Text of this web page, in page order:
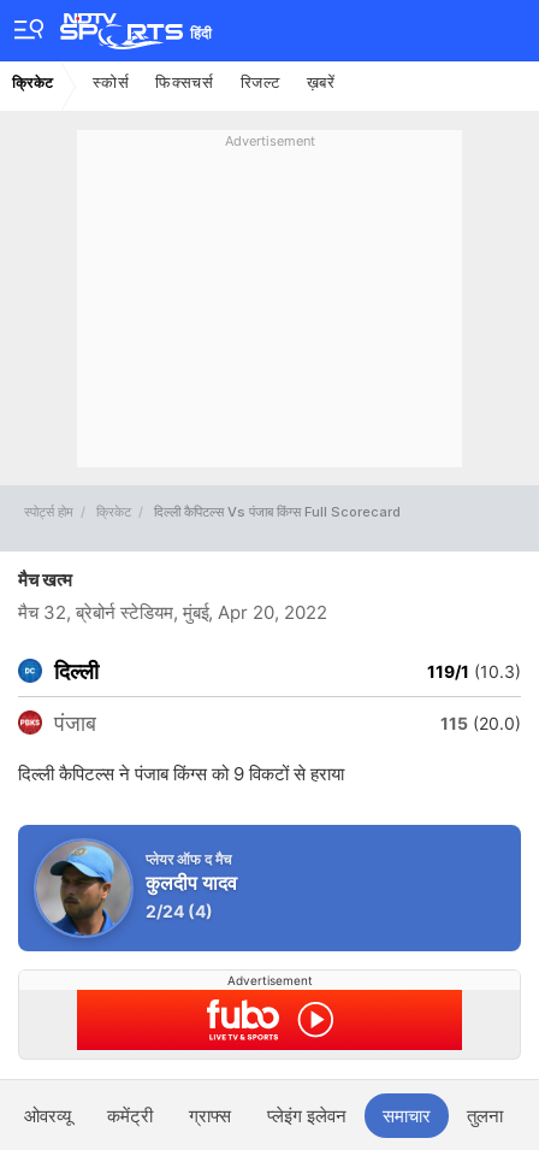
हिंदी
क्रिकेट स्कोर्स फिक्सचर्स रिजल्ट ख़बरें
Advertisement
स्पोर्ट्स होम क्रिकेट दिल्ली कैपिटल्स Vs पंजाब किंग्स Full Scorecard
मैच खत्म
मैच 32, ब्रेबोर्न स्टेडियम, मुंबई, Apr 20, 2022
दिल्ली 119/1 (10.3)
पंजाब 115 (20.0)
दिल्ली कैपिटल्स ने पंजाब किंग्स को 9 विकटों से हराया
प्लेयर ऑफ द मैच
कुलदीप यादव
2/24 (4)
Advertisement
ओवरव्यू कमेंट्री ग्राफ्स प्लेइंग इलेवन समाचार तुलना